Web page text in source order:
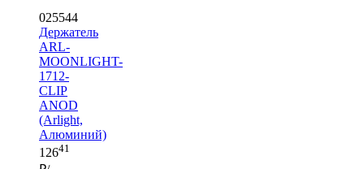
025544
Держатель
ARL-
MOONLIGHT-
1712-
CLIP
ANOD
(Arlight,
Алюминий)
12641